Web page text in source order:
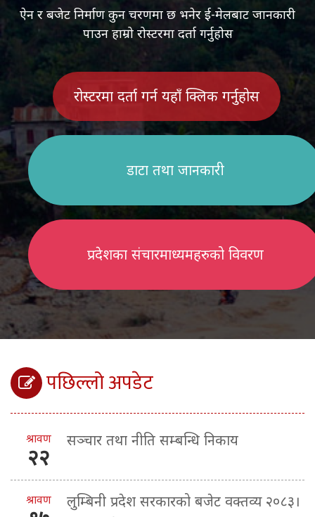
ऐन र बजेट निर्माण कुन चरणमा छ भनेर ई-मेलबाट जानकारी
पाउन हाम्रो रोस्टरमा दर्ता गर्नुहोस
रोस्टरमा दर्ता गर्न यहाँ क्लिक गर्नुहोस
डाटा तथा जानकारी
प्रदेशका संचारमाध्यमहरुको विवरण
पछिल्लो अपडेट
श्रावण
२२
सञ्चार तथा नीति सम्बन्धि निकाय
श्रावण
लुम्बिनी प्रदेश सरकारको बजेट वक्तव्य २०८३।